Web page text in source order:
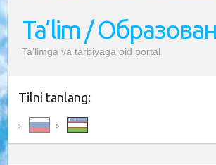
Ta’lim /
Ta’limga va tarbiyaga oid portal
Tilni tanlang: